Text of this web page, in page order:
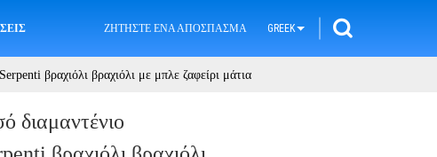
ΖΗΤΉΣΤΕ ΈΝΑ ΑΠΌΣΠΑΣΜΑ GREEK
βραχιόλι βραχιόλι με μπλε ζαφείρι μάτια
διαμαντένιο